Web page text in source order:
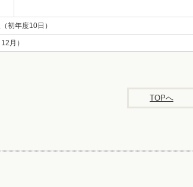
年度10日）
月）
TOPへ